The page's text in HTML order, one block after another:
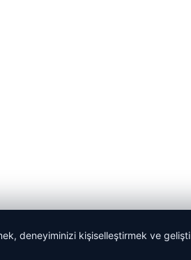
deneyiminizi kişiselleştirmek ve